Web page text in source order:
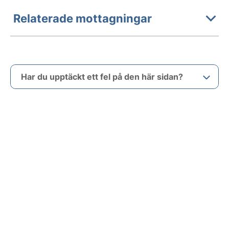
Relaterade mottagningar
Har du upptäckt ett fel på den här sidan?